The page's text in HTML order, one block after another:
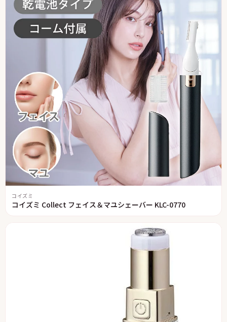
コイズミ
コイズミ Collect フェイス＆マユシェーバー KLC-0770